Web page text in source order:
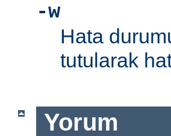
-w
Hata
tutularak
Yorum